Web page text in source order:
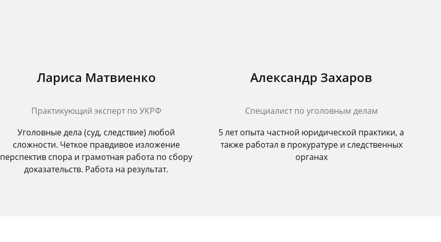
Лариса Матвиенко
Практикующий эксперт по УКРФ
Уголовные дела (суд, следствие) любой
сложности. Четкое правдивое изложение
перспектив спора и грамотная работа по сбору
доказательств. Работа на результат.
Александр Захаров
Специалист по уголовным делам
5 лет опыта частной юридической практики, а
также работал в прокуратуре и следственных
органах